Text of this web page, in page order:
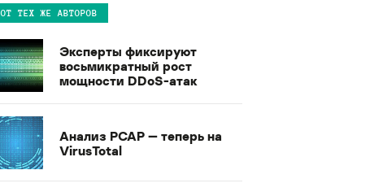
ОТ ТЕХ ЖЕ АВТОРОВ
Эксперты фиксируют
восьмикратный рост
мощности DDoS-атак
Анализ PCAP — теперь на
VirusTotal